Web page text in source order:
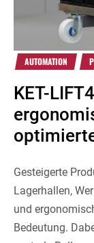
AUTOMATION
KET-
Gesteigerte
Lagerhallen,
und
Bedeutung.